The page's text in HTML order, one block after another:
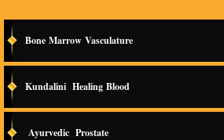
Bone Marrow Vasculature
Kundalini Healing Blood
Ayurvedic Prostate